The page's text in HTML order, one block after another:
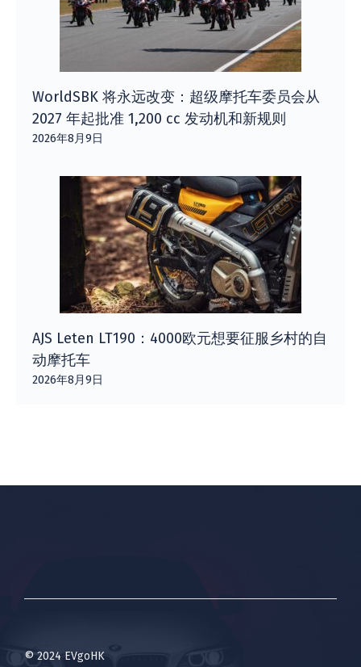
WorldSBK 将永远改变：超级摩托车委员会从
2027 年起批准 1,200 cc 发动机和新规则
2026年8月9日
AJS Leten LT190：4000欧元想要征服乡村的自
动摩托车
2026年8月9日
© 2024 EVgoHK